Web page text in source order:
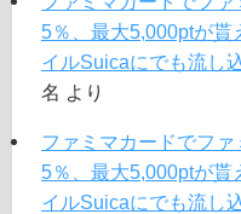
5％、最大5,000ptが貰
イルSuicaにでも流し
名 より
ファミマカードでフ
5％、最大5,000ptが貰
イルSuicaにでも流し